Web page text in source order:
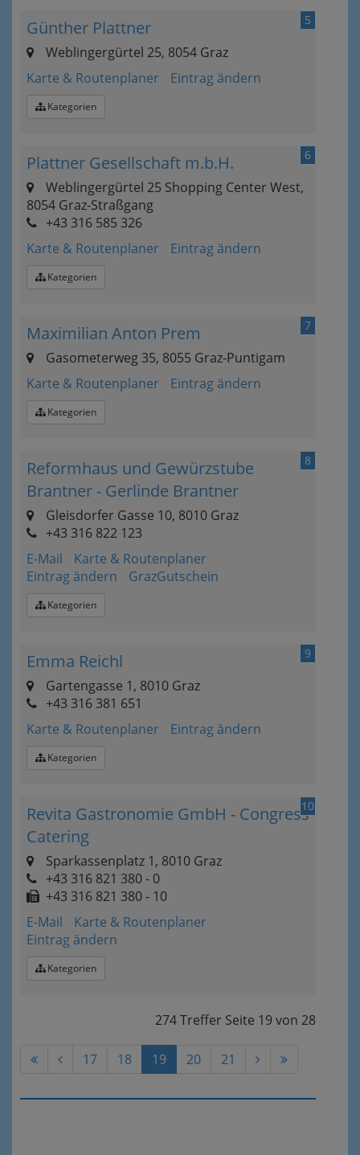
5
Günther Plattner
Weblingergürtel 25, 8054 Graz
Karte & Routenplaner
Eintrag ändern
Kategorien
6
Plattner Gesellschaft m.b.H.
Weblingergürtel 25 Shopping Center West,
8054 Graz-Straßgang
+43 316 585 326
Karte & Routenplaner
Eintrag ändern
Kategorien
7
Maximilian Anton Prem
Gasometerweg 35, 8055 Graz-Puntigam
Karte & Routenplaner
Eintrag ändern
Kategorien
8
Reformhaus und Gewürzstube
Brantner - Gerlinde Brantner
Gleisdorfer Gasse 10, 8010 Graz
+43 316 822 123
E-Mail
Karte & Routenplaner
Eintrag ändern
GrazGutschein
Kategorien
9
Emma Reichl
Gartengasse 1, 8010 Graz
+43 316 381 651
Karte & Routenplaner
Eintrag ändern
Kategorien
10
Revita Gastronomie GmbH - Congress
Catering
Sparkassenplatz 1, 8010 Graz
+43 316 821 380 - 0
+43 316 821 380 - 10
E-Mail
Karte & Routenplaner
Eintrag ändern
Kategorien
274 Treffer Seite 19von 28
17 18 19 20 21